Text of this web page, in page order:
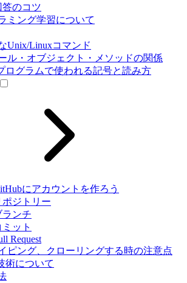
答のコツ
ミング学習について
Unix/Linuxコマンド
ル・オブジェクト・メソッドの関係
ログラムで使われる記号と読み方
にアカウントを作ろう
ポジトリー
ランチ
ミット
Request
ピング、クローリングする時の注意点
術について